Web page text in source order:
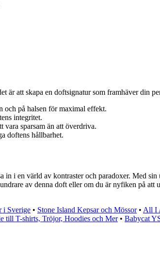
är att skapa en doftsignatur som framhäver din
och på halsen för maximal effekt.
integritet.
vara sparsam än att överdriva.
doftens hållbarhet.
in i en värld av kontraster och paradoxer. Med
av denna doft eller om du är nyfiken på
i Sverige • Stone Island Kepsar och Mössor• All I
till T-shirts, Tröjor, Hoodies och Mer• Babycat